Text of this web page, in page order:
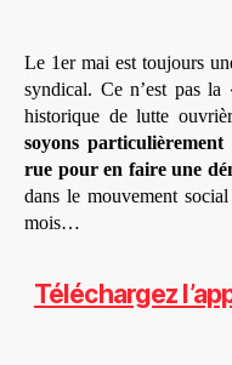
Le 1er mai est toujours
syndical. Ce n’est pas
historique de lutte
soyons
rue pour en faire une
dans le mouvement
mois…
Téléchargez